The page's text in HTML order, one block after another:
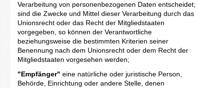
Verarbeitung von personenbezogenen Daten entscheidet;
sind die Zwecke und Mittel dieser Verarbeitung durch das
Unionsrecht oder das Recht der Mitgliedstaaten
vorgegeben, so können der Verantwortliche
beziehungsweise die bestimmten Kriterien seiner
Benennung nach dem Unionsrecht oder dem Recht der
Mitgliedstaaten vorgesehen werden;
"Empfänger" eine natürliche oder juristische Person,
Behörde, Einrichtung oder andere Stelle, denen